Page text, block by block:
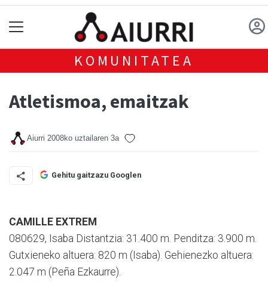
KOMUNITATEA
Atletismoa, emaitzak
Aiurri 2008ko uztailaren 3a
Gehitu gaitzazu Googlen
CAMILLE EXTREM
080629, Isaba Distantzia: 31.400 m. Penditza: 3.900 m.
Gutxieneko altuera: 820 m (Isaba). Gehienezko altuera:
2.047 m (Peña Ezkaurre).